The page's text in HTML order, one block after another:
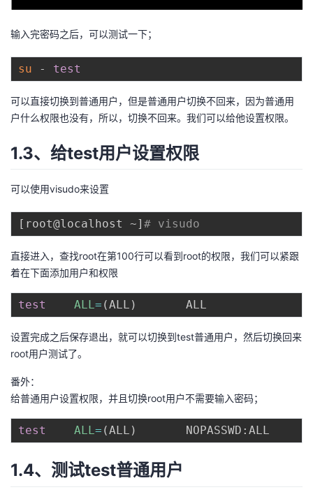
输入完密码之后，可以测试一下；
su - test
可以直接切换到普通用户，但是普通用户切换不回来，因为普通用
户什么权限也没有，所以，切换不回来。我们可以给他设置权限。
1.3、给test用户设置权限
可以使用visudo来设置
[ root@localhost ~] # visudo
直接进入，查找root在第100行可以看到root的权限，我们可以紧跟
着在下面添加用户和权限
test ALL= (ALL )
设置完成之后保存退出，就可以切换到test普通用户，然后切换回来
root用户测试了。
番外：
给普通用户设置权限，并且切换root用户不需要输入密码；
test ALL= (ALL )
1.4、测试test普通用户